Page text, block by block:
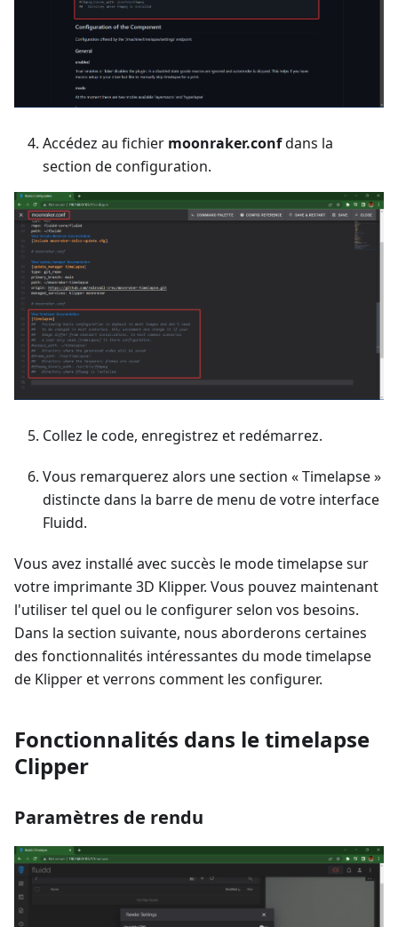
Accédez au fichier moonraker.confdans la
section de configuration.
Collez le code, enregistrez et redémarrez.
Vous remarquerez alors une section « Timelapse »
distincte dans la barre de menu de votre interface
Fluidd.
Vous avez installé avec succès le mode timelapse sur
votre imprimante 3D Klipper. Vous pouvez maintenant
l'utiliser tel quel ou le configurer selon vos besoins.
Dans la section suivante, nous aborderons certaines
des fonctionnalités intéressantes du mode timelapse
de Klipper et verrons comment les configurer.
Fonctionnalités dans le timelapse
Clipper
Paramètres de rendu